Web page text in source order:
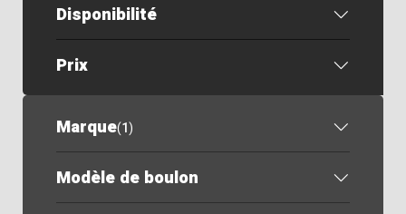
Disponibilité
Prix
Marque(1)
Modèle de boulon